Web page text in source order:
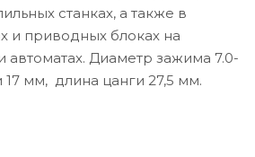
станках, а также в
и приводных блоках на
автоматах. Диаметр зажима 7.0-
17 мм, длина цанги 27,5 мм.